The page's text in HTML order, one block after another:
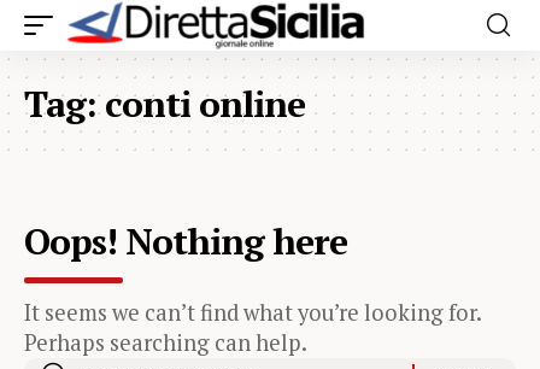
Tag:conti online
Oops! Nothing here
It seems we can’t find what you’re looking for.
Perhaps searching can help.